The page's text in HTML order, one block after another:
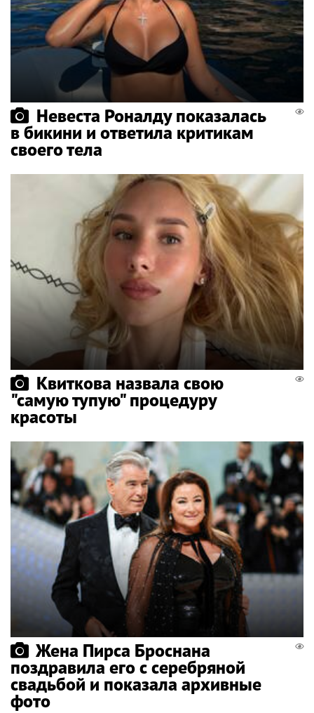
Невеста Роналду показалась
в бикини и ответила критикам
своего тела
Квиткова назвала свою
"самую тупую" процедуру
красоты
Жена Пирса Броснана
поздравила его с серебряной
свадьбой и показала архивные
фото